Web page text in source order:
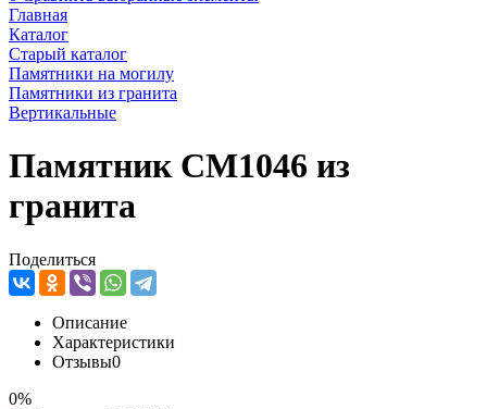
Главная
Каталог
Старый каталог
Памятники на могилу
Памятники из гранита
Вертикальные
Памятник CM1046 из
гранита
Поделиться
Описание
Характеристики
Отзывы0
0%